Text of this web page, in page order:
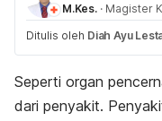
M.Kes. · Magister
Ditulis oleh Diah Ayu
Seperti organ
dari penyakit.